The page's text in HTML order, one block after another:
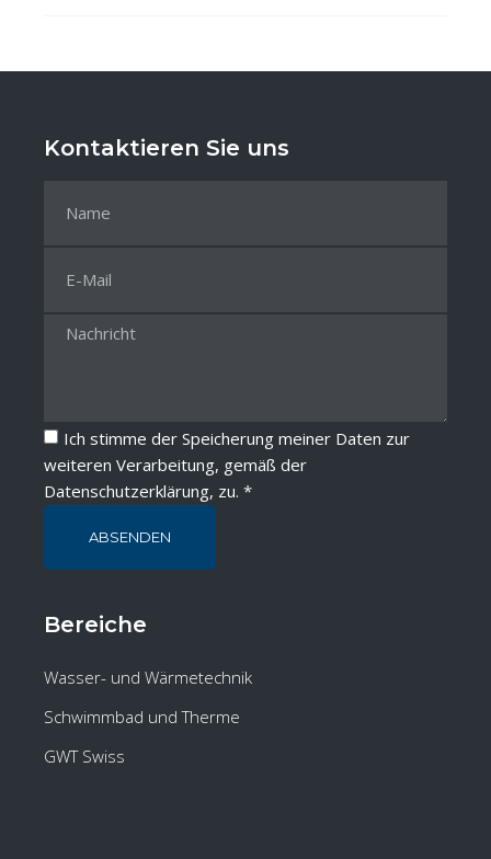
Kontaktieren Sie uns
Ich stimme der Speicherung meiner Daten zur
weiteren Verarbeitung, gemäß der
Datenschutzerklärung, zu. *
ABSENDEN
Bereiche
Wasser- und Wärmetechnik
Schwimmbad und Therme
GWT Swiss